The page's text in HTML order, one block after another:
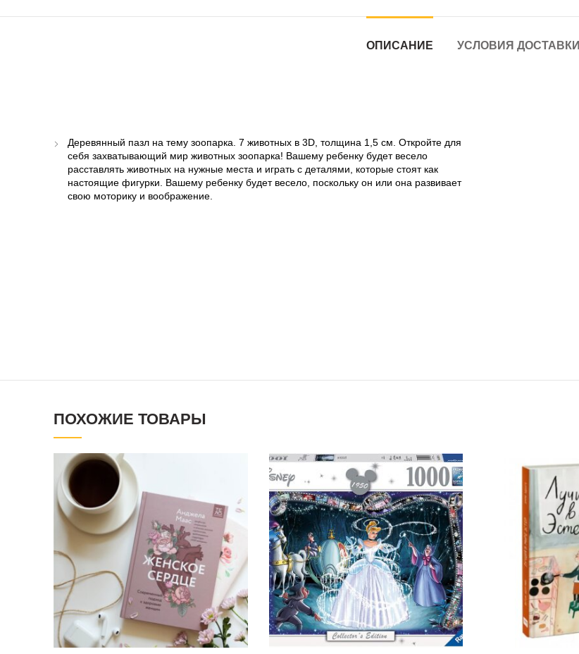
ОПИСАНИЕ УСЛОВИЯ ДОСТАВКИ
Деревянный пазл на тему зоопарка. 7 животных в 3D, толщина 1,5 см. Откройте для
себя захватывающий мир животных зоопарка! Вашему ребенку будет весело
расставлять животных на нужные места и играть с деталями, которые стоят как
настоящие фигурки. Вашему ребенку будет весело, поскольку он или она развивает
свою моторику и воображение.
ПОХОЖИЕ ТОВАРЫ